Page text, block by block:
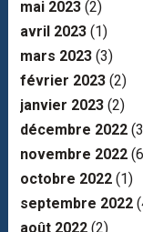
mai 2023(2)
avril 2023(1)
mars 2023(3)
février 2023(2)
janvier 2023(2)
décembre 2022
novembre 2022
octobre 2022(1)
septembre 2022
août 2022(2)